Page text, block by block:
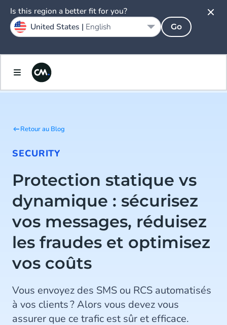
Retour au Blog
SECURITY
Protection statique vs
dynamique : sécurisez
vos messages, réduisez
les fraudes et optimisez
vos coûts
Vous envoyez des SMS ou RCS automatisés
à vos clients ? Alors vous devez vous
assurer que ce trafic est sûr et efficace.
Is this region a better fit for you?
United States | English Go